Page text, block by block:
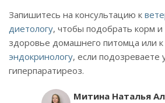
Запишитесь на консультацию к
диетологу, чтобы подобрать корм и
здоровье домашнего питомца или к
эндокринологу, если подозреваете
гиперпаратиреоз.
Митина Наталья